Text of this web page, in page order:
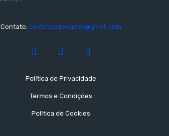
Contato: contatopapogeek@gmail.com
Política de Privacidade
Termos e Condições
Política de Cookies